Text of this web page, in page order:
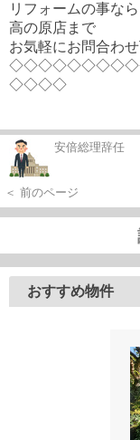
リフォームの事な
高の原店まで
お気軽にお問合わせ
◇◇◇◇
安倍総理辞任
＜ 前のページ
おすすめ物件